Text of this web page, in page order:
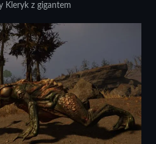
Kleryk z gigantem